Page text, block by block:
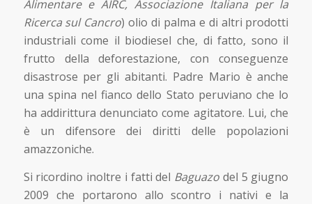
Alimentare e AIRC, Associazione Italiana per la
Ricerca sul Cancro) olio di palma e di altri prodotti
industriali come il biodiesel che, di fatto, sono il
frutto della deforestazione, con conseguenze
disastrose per gli abitanti. Padre Mario è anche
una spina nel fianco dello Stato peruviano che lo
ha addirittura denunciato come agitatore. Lui, che
è un difensore dei diritti delle popolazioni
amazzoniche.
Si ricordino inoltre i fatti del Baguazo del 5 giugno
2009 che portarono allo scontro i nativi e la